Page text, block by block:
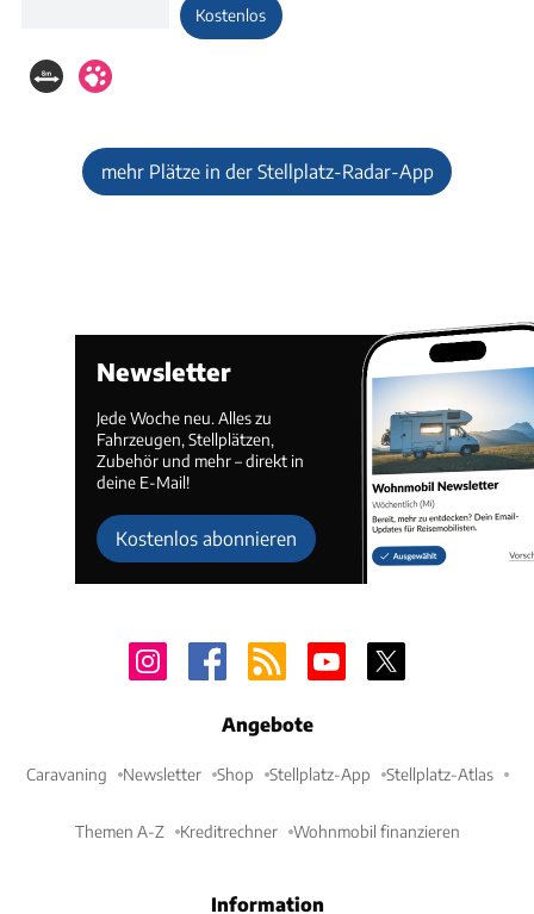
Kostenlos
mehr Plätze in der Stellplatz-Radar-App
Newsletter
Jede Woche neu. Alles zu
Fahrzeugen, Stellplätzen,
Zubehör und mehr – direkt in
deine E-Mail!
Kostenlos abonnieren
Angebote
Caravaning Newsletter Shop Stellplatz-App Stellplatz-Atlas
Themen A-Z Kreditrechner Wohnmobil finanzieren
Information